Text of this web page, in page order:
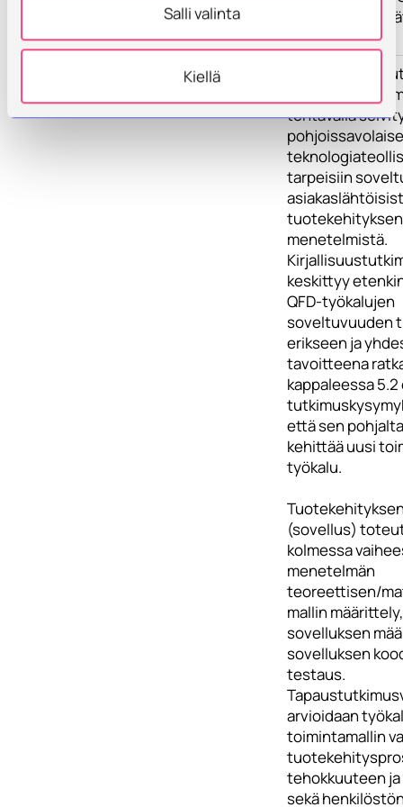
Salli valinta
Kiellä
hankkeen
hyödyntäen.
Hankkeen
tehtävällä
tarpeisiin
tuotekehityksen
menetelmistä.
keskittyy
QFD-työkalujen
soveltuvuuden
erikseen ja
tavoitteena
kappaleessa
että sen
kehittää uusi
työkalu.
(sovellus)
kolmessa
menetelmän
teoreettisen/
mallin
sovelluksen
sovelluksen
testaus.
arvioidaan
toimintamallin
tehokkuuteen
sekä